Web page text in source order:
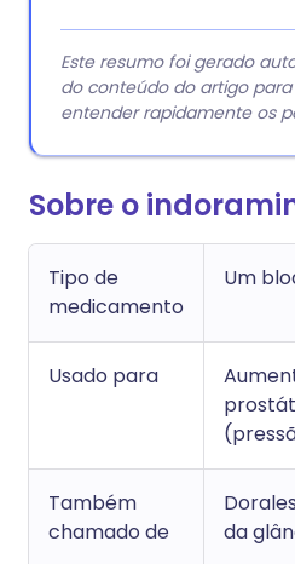
Este resumo foi gerado
do conteúdo do artigo
entender rapidamente os
Sobre o
Tipo de
medicamento
Um
Usado para
Também
chamado de
da